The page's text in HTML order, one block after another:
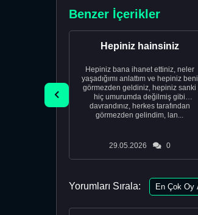
Benzer İçerikler
Hepiniz hainsiniz
Hepiniz bana ihanet ettiniz, neler
yaşadığımı anlattım ve hepiniz beni
görmezden geldiniz, hepiniz sanki
hiç umurumda değilmiş gibi
davrandınız, herkes tarafından
görmezden gelindim, lan...
29.05.2026 0
Yorumları Sırala: